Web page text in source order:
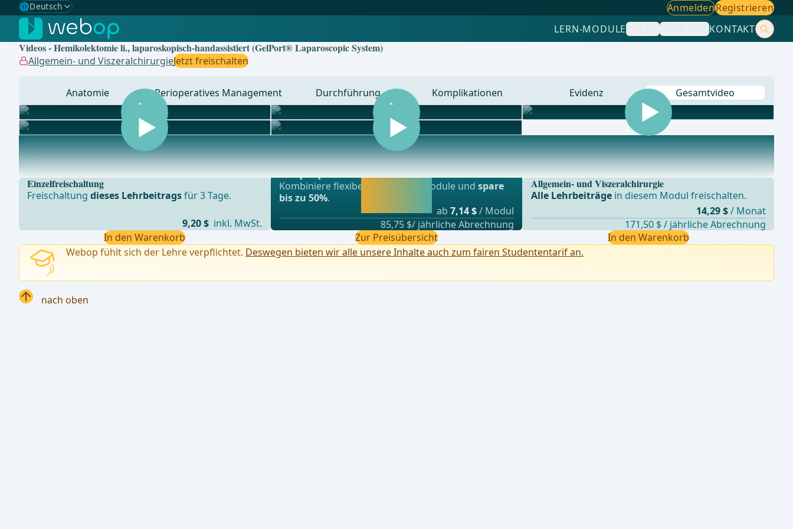
🌐Deutsch
Gewählte Sprache: Deutsch
🇩🇪 Deutsch ✓
🇬🇧English
🇧🇷Brasilianisch
AnmeldenRegistrieren
LERN-MODULEPREISEÜBER UNSKONTAKT
Videos - Hemikolektomie li., laparoskopisch-handassistiert (GelPort® Laparoscopic System)
Allgemein- und ViszeralchirurgieJetzt freischalten
Anatomie Perioperatives Management Durchführung Komplikationen Evidenz Gesamtvideo
... - Operationen aus der Allgemein-, Viszeral- und Transplationschirurgie, Gefässchirurgie und Thor
Einzelfreischaltung
Freischaltungdieses Lehrbeitragsfür 3 Tage.
9,20 $ inkl. MwSt.
In den Warenkorb
Beliebtestes Angebot
webop - Sparflex
Kombiniere flexibel unsere Lernmodule undspare
bis zu 50%.
ab 7,14 $/ Modul
85,75 $/ jährliche Abrechnung
Zur Preisübersicht
Allgemein- und Viszeralchirurgie
Alle Lehrbeiträgein diesem Modul freischalten.
14,29 $ / Monat
171,50 $ / jährliche Abrechnung
In den Warenkorb
Webop fühlt sich der Lehre verpflichtet. Deswegen bieten wir alle unsere Inhalte auch zum fairen Studententarif an.
nach oben